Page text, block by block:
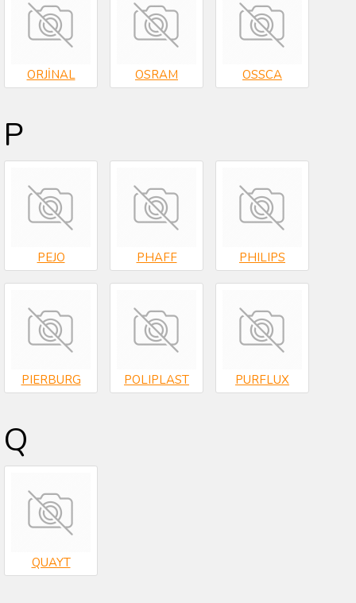
ORJİNAL OSRAM OSSCA
P
PEJO PHAFF PHILIPS
PIERBURG POLIPLAST PURFLUX
Q
QUAYT